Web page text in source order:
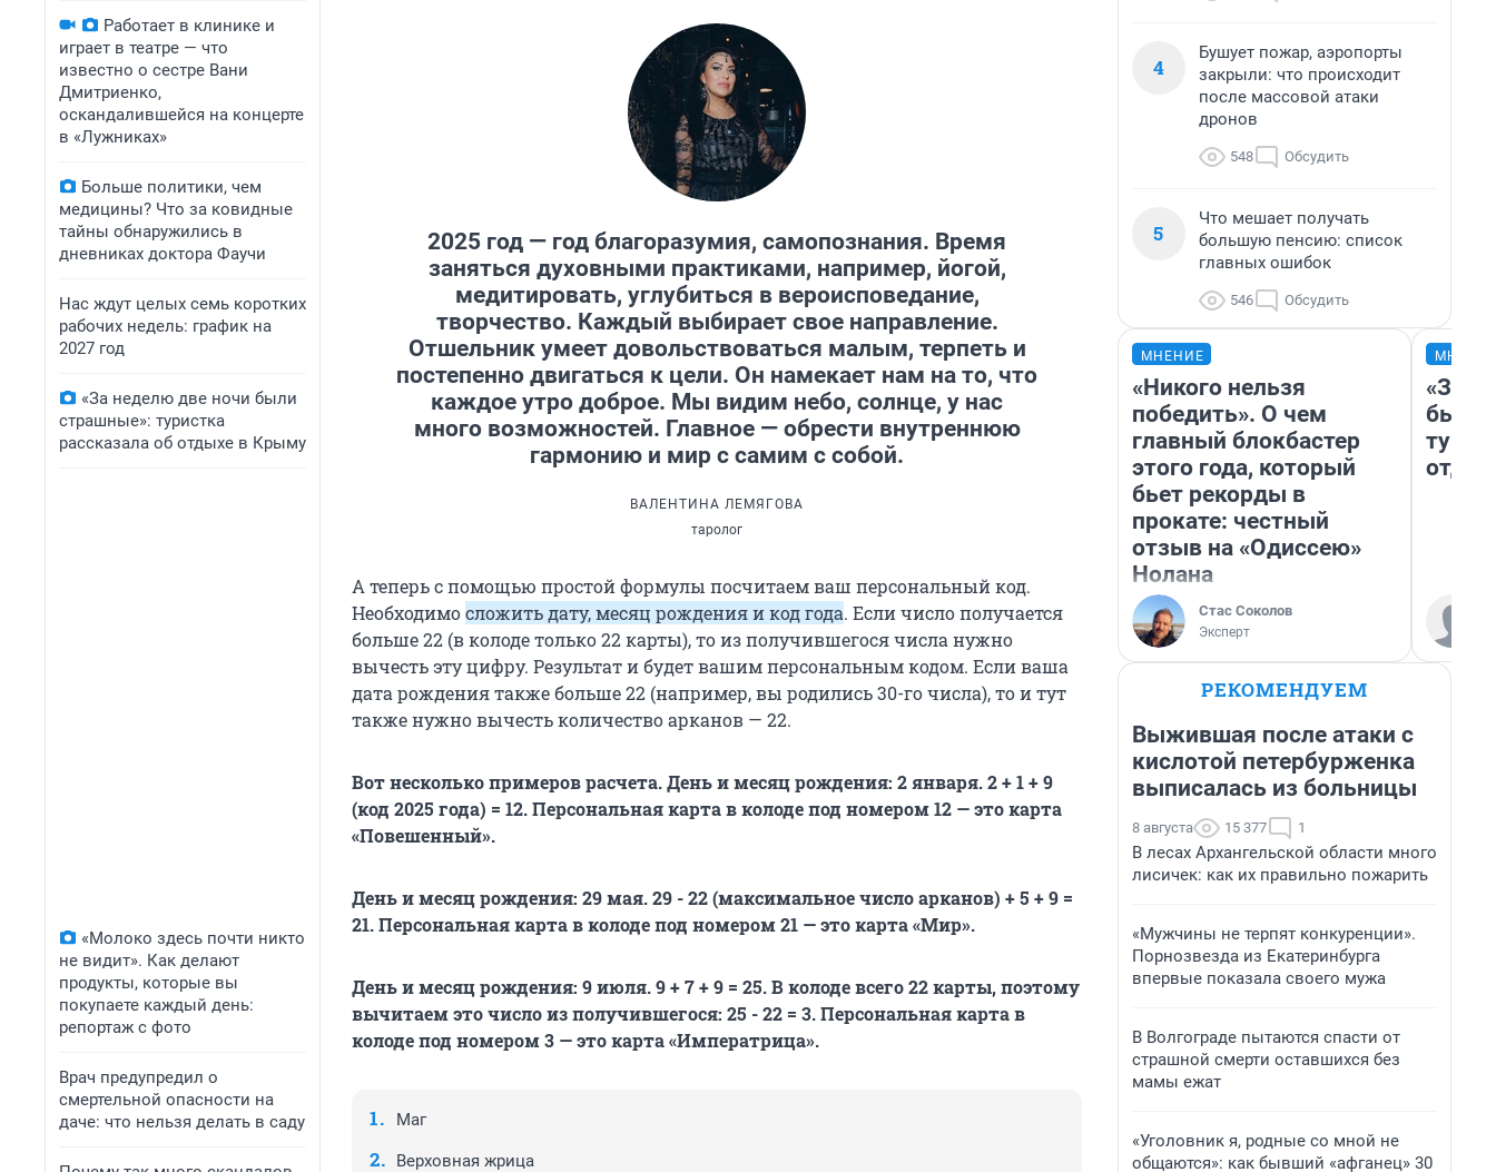
Работает в клинике и
играет в театре — что
известно о сестре Вани
Дмитриенко,
оскандалившейся на концерте
в «Лужниках»
Больше политики, чем
медицины? Что за ковидные
тайны обнаружились в
дневниках доктора Фаучи
Нас ждут целых семь коротких
рабочих недель: график на
2027 год
«За неделю две ночи были
страшные»: туристка
рассказала об отдыхе в Крыму
«Молоко здесь почти никто
не видит». Как делают
продукты, которые вы
покупаете каждый день:
репортаж с фото
Врач предупредил о
смертельной опасности на
даче: что нельзя делать в саду
2025 год — год благоразумия, самопознания. Время
заняться духовными практиками, например, йогой,
медитировать, углубиться в вероисповедание,
творчество. Каждый выбирает свое направление.
Отшельник умеет довольствоваться малым, терпеть и
постепенно двигаться к цели. Он намекает нам на то, что
каждое утро доброе. Мы видим небо, солнце, у нас
много возможностей. Главное — обрести внутреннюю
гармонию и мир с самим с собой.
ВАЛЕНТИНА ЛЕМЯГОВА
таролог
А теперь с помощью простой формулы посчитаем ваш персональный код.
Необходимосложить дату, месяц рождения и код года. Если число получается
больше 22 (в колоде только 22 карты), то из получившегося числа нужно
вычесть эту цифру. Результат и будет вашим персональным кодом. Если ваша
дата рождения также больше 22 (например, вы родились 30-го числа), то и тут
также нужно вычесть количество арканов — 22.
Вот несколько примеров расчета. День и месяц рождения: 2 января. 2 + 1 + 9
(код 2025 года) = 12. Персональная карта в колоде под номером 12 — это карта
«Повешенный».
День и месяц рождения: 29 мая. 29 -22 (максимальное число арканов) + 5 + 9 =
21. Персональная карта в колоде под номером 21 — это карта «Мир».
День и месяц рождения: 9 июля. 9 + 7 + 9 = 25. В колоде всего 22 карты, поэтому
вычитаем это число из получившегося: 25 -22 = 3. Персональная карта в
колоде под номером 3 — это карта «Императрица».
Маг
Верховная жрица
4
Бушует пожар, аэропорты
закрыли: что происходит
после массовой атаки
дронов
548 Обсудить
5
Что мешает получать
большую пенсию: список
главных ошибок
546 Обсудить
МНЕНИЕ
«Никого нельзя
победить». О чем
главный блокбастер
этого года, который
бьет рекорды в
прокате: честный
отзыв на «Одиссею»
Нолана
Стас Соколов
Эксперт
«За
были
РЕКОМЕНДУЕМ
Выжившая после атаки с
кислотой петербурженка
выписалась из больницы
8 августа 15 377 1
В лесах Архангельской области много
лисичек: как их правильно пожарить
«Мужчины не терпят конкуренции».
Порнозвезда из Екатеринбурга
впервые показала своего мужа
В Волгограде пытаются спасти от
страшной смерти оставшихся без
мамы ежат
«Уголовник я, родные со мной не
общаются»: как бывший «афганец» 30